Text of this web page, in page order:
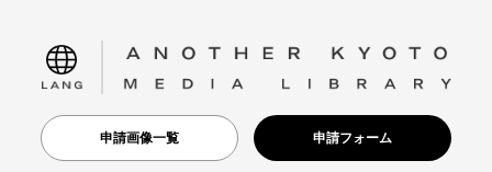
language
申請画像一覧 申請フォーム